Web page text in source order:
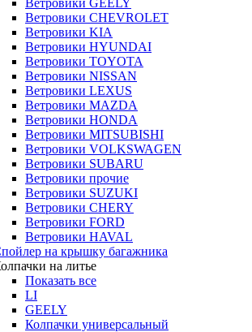
Ветровики GEELY
Ветровики CHEVROLET
Ветровики KIA
Ветровики HYUNDAI
Ветровики TOYOTA
Ветровики NISSAN
Ветровики LEXUS
Ветровики MAZDA
Ветровики HONDA
Ветровики MITSUBISHI
Ветровики VOLKSWAGEN
Ветровики SUBARU
Ветровики прочие
Ветровики SUZUKI
Ветровики CHERY
Ветровики FORD
Ветровики HAVAL
на крышку багажника
на литье
Показать все
LI
GEELY
Колпачки универсальный